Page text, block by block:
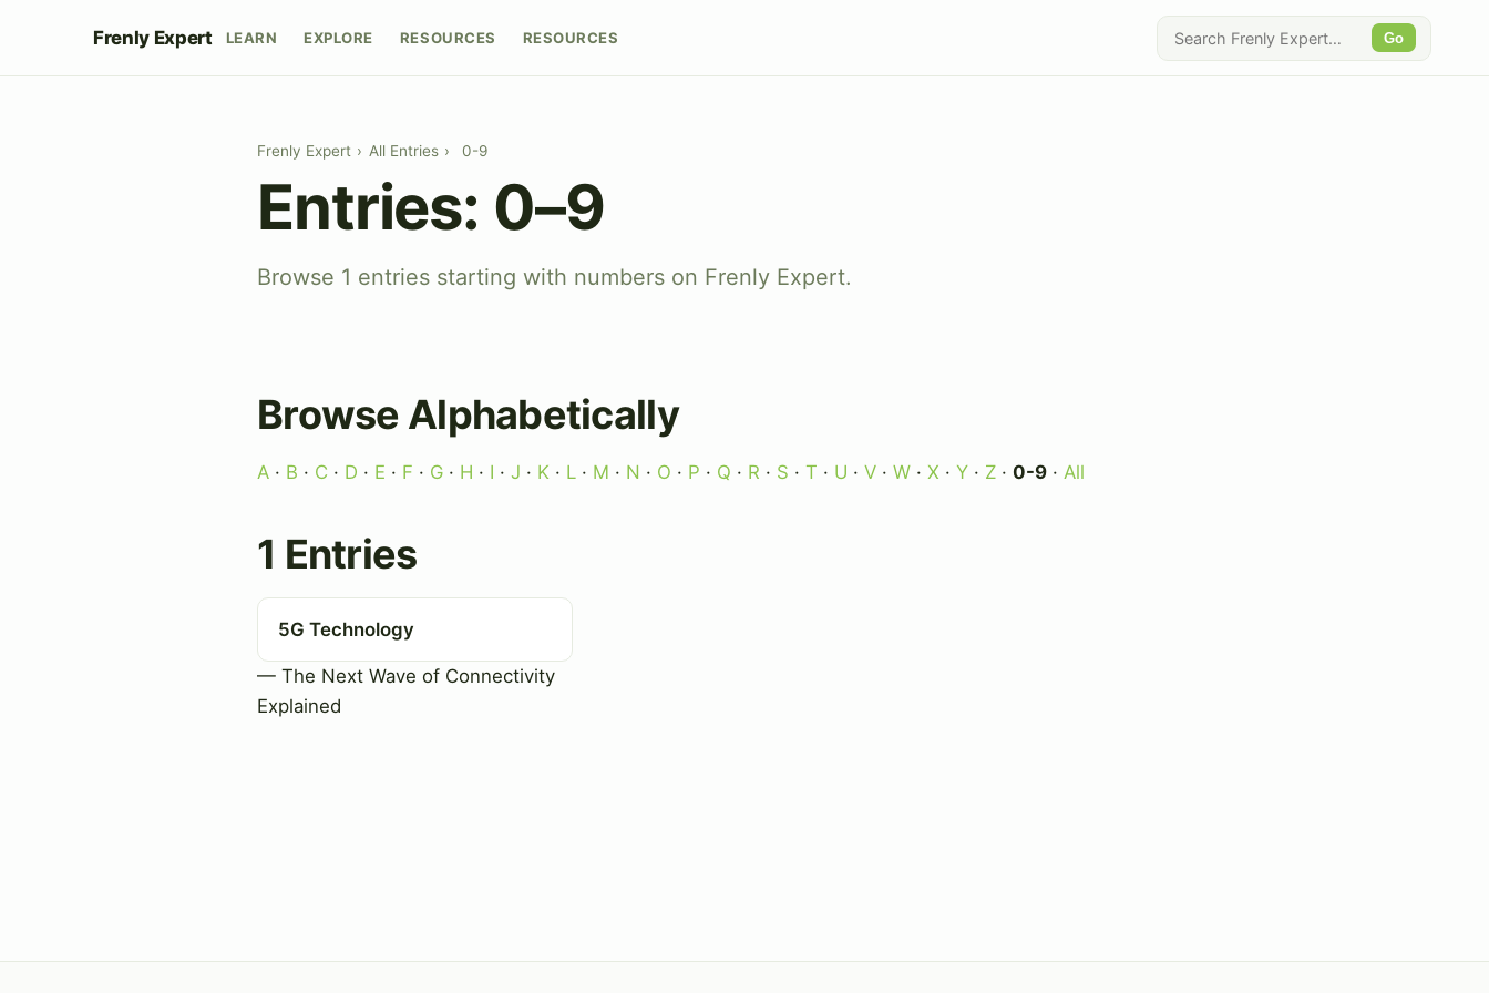
Frenly Expert LEARN EXPLORE RESOURCES RESOURCES Go
Frenly Expert › All Entries › 0-9
Entries: 0–9
Browse 1 entries starting with numbers on Frenly Expert.
Browse Alphabetically
A · B · C · D · E · F · G · H · I · J · K · L · M · N · O · P · Q · R · S · T · U · V · W · X · Y · Z · 0-9 · All
1 Entries
5G Technology
— The Next Wave of Connectivity
Explained